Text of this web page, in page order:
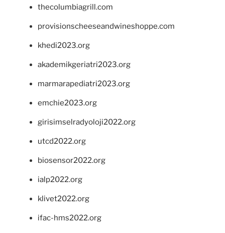
thecolumbiagrill.com
provisionscheeseandwineshoppe.com
khedi2023.org
akademikgeriatri2023.org
marmarapediatri2023.org
emchie2023.org
girisimselradyoloji2022.org
utcd2022.org
biosensor2022.org
ialp2022.org
klivet2022.org
ifac-hms2022.org